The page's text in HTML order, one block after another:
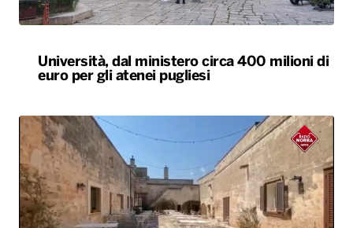
Università, dal ministero circa 400 milioni di
euro per gli atenei pugliesi